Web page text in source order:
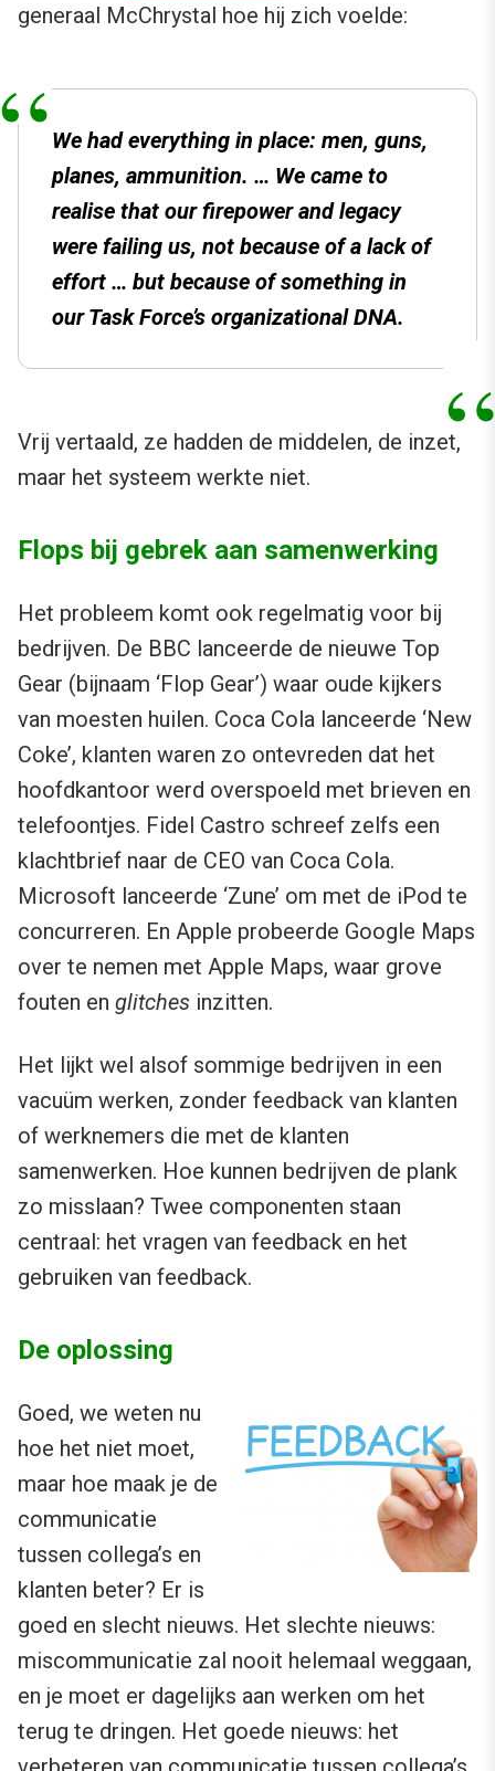
generaal McChrystal hoe hij zich voelde:
We had everything in place: men, guns,
planes, ammunition. … We came to
realise that our firepower and legacy
were failing us, not because of a lack of
effort … but because of something in
our Task Force’s organizational DNA.
Vrij vertaald, ze hadden de middelen, de inzet,
maar het systeem werkte niet.
Flops bij gebrek aan samenwerking
Het probleem komt ook regelmatig voor bij
bedrijven. De BBC lanceerde de nieuwe Top
Gear (bijnaam ‘Flop Gear’) waar oude kijkers
van moesten huilen. Coca Cola lanceerde ‘New
Coke’, klanten waren zo ontevreden dat het
hoofdkantoor werd overspoeld met brieven en
telefoontjes. Fidel Castro schreef zelfs een
klachtbrief naar de CEO van Coca Cola.
Microsoft lanceerde ‘Zune’ om met de iPod te
concurreren. En Apple probeerde Google Maps
over te nemen met Apple Maps, waar grove
fouten en glitches inzitten.
Het lijkt wel alsof sommige bedrijven in een
vacuüm werken, zonder feedback van klanten
of werknemers die met de klanten
samenwerken. Hoe kunnen bedrijven de plank
zo misslaan? Twee componenten staan
centraal: het vragen van feedback en het
gebruiken van feedback.
De oplossing
Goed, we weten nu
hoe het niet moet,
maar hoe maak je de
communicatie
tussen collega’s en
klanten beter? Er is
goed en slecht nieuws. Het slechte nieuws:
miscommunicatie zal nooit helemaal weggaan,
en je moet er dagelijks aan werken om het
terug te dringen. Het goede nieuws: het